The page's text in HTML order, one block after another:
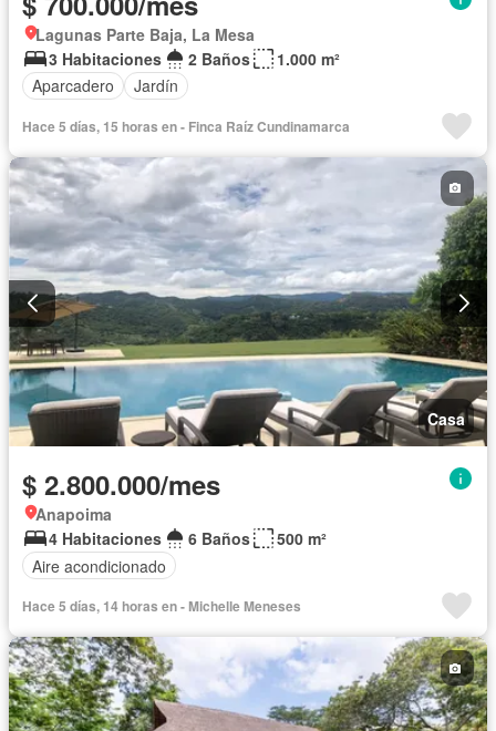
Lagunas Parte Baja, La Mesa
3 Habitaciones
2 Baños
1.000 m²
Aparcadero
Jardín
Hace 5 días, 15 horas en - Finca Raíz Cundinamarca
Casa
$ 2.800.000/mes
Anapoima
4 Habitaciones
6 Baños
500 m²
Aire acondicionado
Hace 5 días, 14 horas en - Michelle Meneses